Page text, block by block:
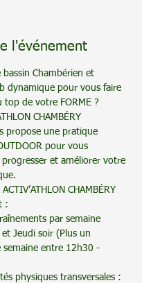
l'événement
bassin Chambérien et
dynamique pour vous faire
top de votre FORME ?
CHAMBÉRY
propose une pratique
pour vous
progresser et améliorer votre
CHAMBÉRY
:
par semaine
Jeudi soir (Plus un
semaine entre 12h30 -
physiques transversales :